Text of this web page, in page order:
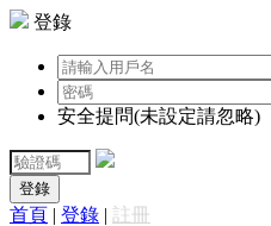
登錄
安全提問(未設定請忽略)
登錄
首頁 | 登錄 | 註冊